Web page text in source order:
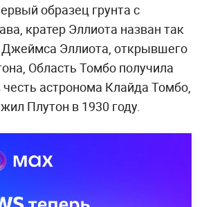
образец грунта с
кратер Эллиота назван так
Джеймса Эллиота, открывшего
Область Томбо получила
честь астронома Клайда Томбо,
Плутон в 1930 году.